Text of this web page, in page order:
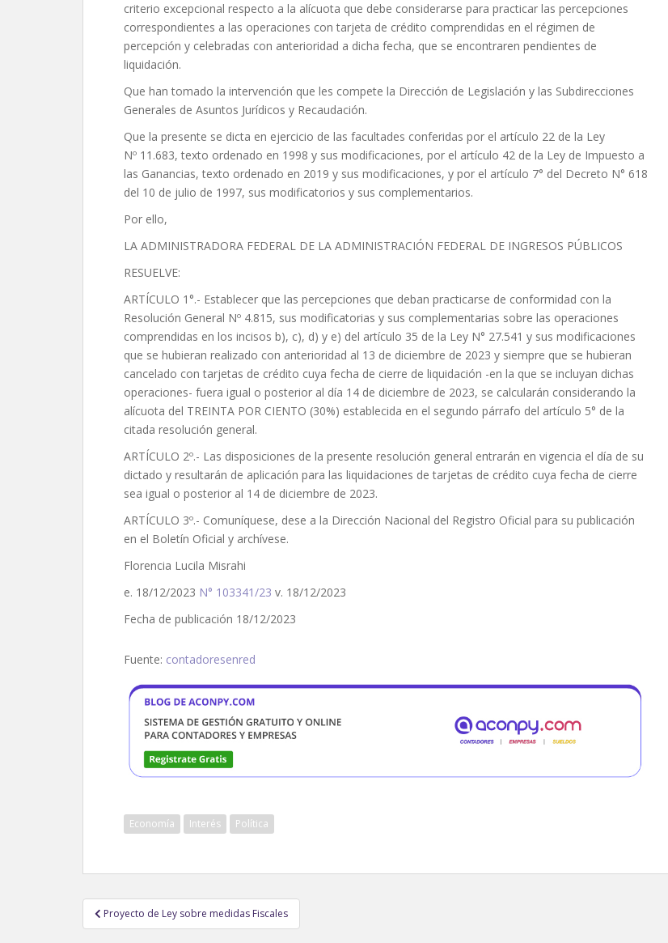
criterio excepcional respecto a la alícuota que debe considerarse para practicar las percepciones
correspondientes a las operaciones con tarjeta de crédito comprendidas en el régimen de
percepción y celebradas con anterioridad a dicha fecha, que se encontraren pendientes de
liquidación.
Que han tomado la intervención que les compete la Dirección de Legislación y las Subdirecciones
Generales de Asuntos Jurídicos y Recaudación.
Que la presente se dicta en ejercicio de las facultades conferidas por el artículo 22 de la Ley
Nº 11.683, texto ordenado en 1998 y sus modificaciones, por el artículo 42 de la Ley de Impuesto a
las Ganancias, texto ordenado en 2019 y sus modificaciones, y por el artículo 7° del Decreto N° 618
del 10 de julio de 1997, sus modificatorios y sus complementarios.
Por ello,
LA ADMINISTRADORA FEDERAL DE LA ADMINISTRACIÓN FEDERAL DE INGRESOS PÚBLICOS
RESUELVE:
ARTÍCULO 1°.- Establecer que las percepciones que deban practicarse de conformidad con la
Resolución General Nº 4.815, sus modificatorias y sus complementarias sobre las operaciones
comprendidas en los incisos b), c), d) y e) del artículo 35 de la Ley N° 27.541 y sus modificaciones
que se hubieran realizado con anterioridad al 13 de diciembre de 2023 y siempre que se hubieran
cancelado con tarjetas de crédito cuya fecha de cierre de liquidación -en la que se incluyan dichas
operaciones- fuera igual o posterior al día 14 de diciembre de 2023, se calcularán considerando la
alícuota del TREINTA POR CIENTO (30%) establecida en el segundo párrafo del artículo 5° de la
citada resolución general.
ARTÍCULO 2º.- Las disposiciones de la presente resolución general entrarán en vigencia el día de su
dictado y resultarán de aplicación para las liquidaciones de tarjetas de crédito cuya fecha de cierre
sea igual o posterior al 14 de diciembre de 2023.
ARTÍCULO 3º.- Comuníquese, dese a la Dirección Nacional del Registro Oficial para su publicación
en el Boletín Oficial y archívese.
Florencia Lucila Misrahi
e. 18/12/2023 N° 103341/23 v. 18/12/2023
Fecha de publicación 18/12/2023
Fuente: contadoresenred
Economía Interés Política
Navegación
de
Proyecto de Ley sobre medidas Fiscales